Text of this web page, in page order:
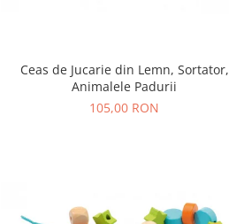
Ceas de Jucarie din Lemn, Sortator,
Animalele Padurii
105,00 RON